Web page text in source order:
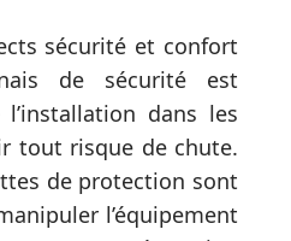
sécurité et confort
de sécurité est
dans les
tout risque de chute.
de protection sont
l’équipement